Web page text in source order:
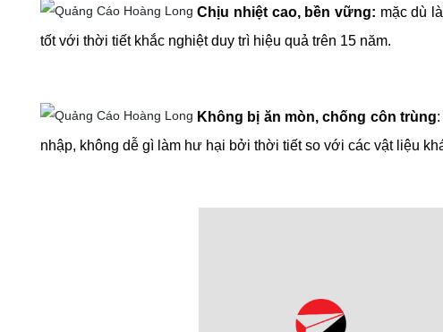
Chịu nhiệt cao, bền vững: mặc dù
tốt với thời tiết khắc nghiệt duy trì hiệu quả trên 15 năm.
Không bị ăn mòn, chống côn trùng
nhập, không dễ gì làm hư hại bởi thời tiếtso với các vật liệu